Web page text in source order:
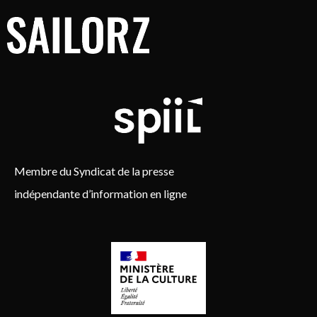
Membre du Syndicat de la presse
indépendante d’information en ligne